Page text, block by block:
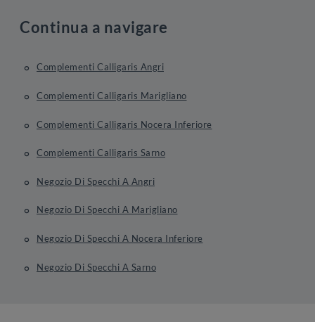
Continua a navigare
Complementi Calligaris Angri
Complementi Calligaris Marigliano
Complementi Calligaris Nocera Inferiore
Complementi Calligaris Sarno
Negozio Di Specchi A Angri
Negozio Di Specchi A Marigliano
Negozio Di Specchi A Nocera Inferiore
Negozio Di Specchi A Sarno